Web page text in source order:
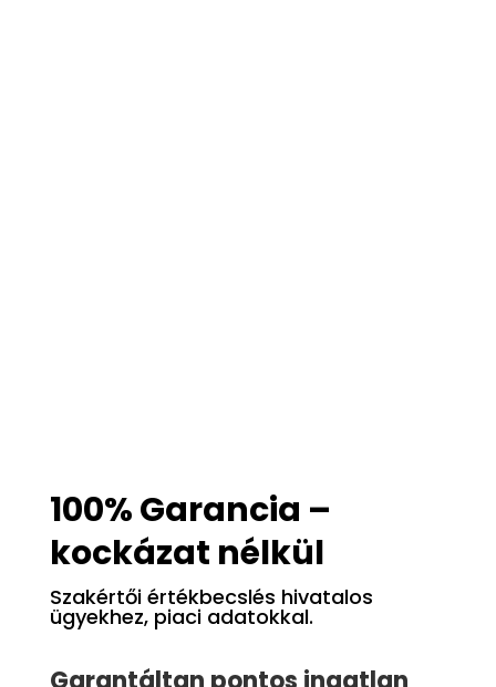
100% Garancia –
kockázat nélkül
Szakértői értékbecslés hivatalos
ügyekhez, piaci adatokkal.